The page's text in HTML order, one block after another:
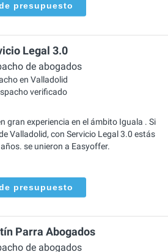
presupuesto
Legal 3.0
de abogados
en Valladolid
verificado
gran experiencia en el ámbito Iguala . Si
Valladolid, con Servicio Legal 3.0 estás
se unieron a Easyoffer.
presupuesto
Parra Abogados
de abogados